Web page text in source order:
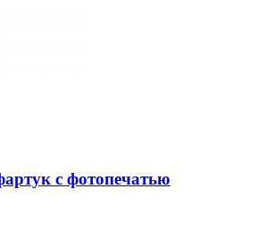
с фотопечатью